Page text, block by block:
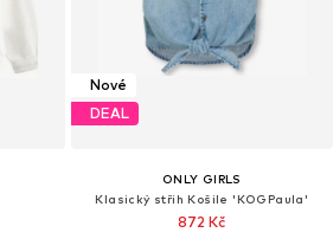
Nové
DEAL
ONLY GIRLS
Klasický střih Košile 'KOGPaula'
872 Kč